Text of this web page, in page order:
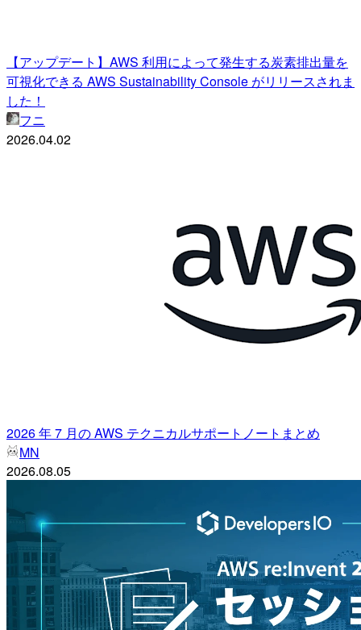
【アップデート】AWS 利用によって発生する炭素排出量を
可視化できる AWS Sustainability Console がリリースされま
した！
フニ
2026.04.02
2026 年 7 月の AWS テクニカルサポートノートまとめ
MN
2026.08.05